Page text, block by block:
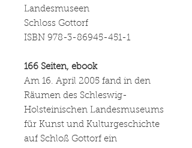
Landesmuseen
Schloss Gottorf
ISBN 978-3-86945-451-1
166 Seiten, ebook
Am 16. April 2005 fand in den
Räumen des Schleswig-
Holsteinischen Landesmuseums
für Kunst und Kulturgeschichte
auf Schloß Gottorf ein